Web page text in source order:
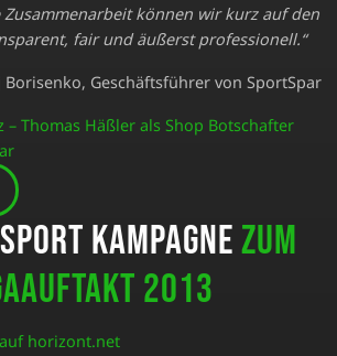
Zusammenarbeit können wir kurz auf den
fair und äußerst professionell.“
Borisenko, Geschäftsführer von SportSpar
– Thomas Häßler als Shop Botschafter
Kampagnezum
2013
horizont.net